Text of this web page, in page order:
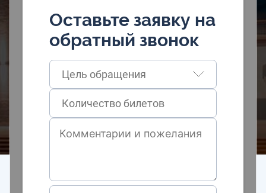
Оставьте заявку на
обратный звонок
Цель обращения